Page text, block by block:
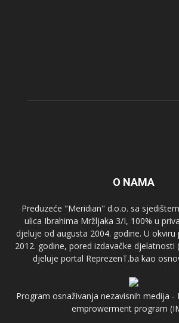
O NAMA
Preduzeće "Meridian" d.o.o. sa
ulica Ibrahima Mržljaka 3/I, 100% u
djeluje od augusta 2004. godine. U okviru
2012. godine, pored izdavačke djelatnosti
djeluje portal ReprezenT.ba kao
Program osnaživanja nezavisnih medija -
emprowerment program